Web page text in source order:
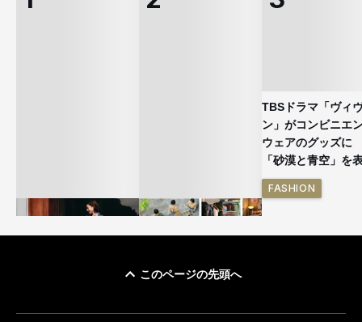
TBSドラマ「ヴィ
ン」がコンビニエ
ウェアのグッズ
「砂漠と青空」を
FASHION
このページの先頭へ